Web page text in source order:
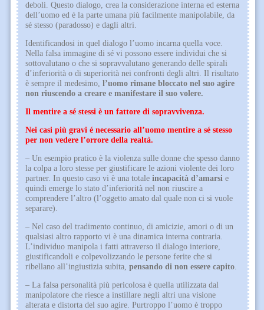
deboli. Questo dialogo, crea la considerazione interna ed esterna
dell’uomo ed è la parte umana più facilmente manipolabile, da
sé stesso (paradosso) e dagli altri.
Identificandosi in quel dialogo l’uomo incarna quella voce.
Nella falsa immagine di sé vi possono essere individui che si
sottovalutano o che si sopravvalutano generando delle spirali
d’inferiorità o di superiorità nei confronti degli altri. Il risultato
è sempre il medesimo, l’uomo rimane bloccato nel suo agire
non riuscendo a creare e manifestare il suo volere.
Il mentire a sé stessi è un fattore di sopravvivenza.
Nei casi più gravi é necessario all’uomo mentire a sé stesso
per non vedere l’orrore della realtà.
– Un esempio pratico è la violenza sulle donne che spesso danno
la colpa a loro stesse per giustificare le azioni violente dei loro
partner. In questo caso vi è una totale incapacità d’amarsi e
quindi emerge lo stato d’inferiorità nel non riuscire a
comprendere l’altro (l’oggetto amato dal quale non ci si vuole
separare).
– Nel caso del tradimento continuo, di amicizie, amori o di un
qualsiasi altro rapporto vi è una dinamica interna contraria.
L’individuo manipola i fatti attraverso il dialogo interiore,
giustificandoli e colpevolizzando le persone ferite che si
ribellano all’ingiustizia subita, pensando di non essere capito.
– La falsa personalità più pericolosa è quella utilizzata dal
manipolatore che riesce a instillare negli altri una visione
alterata e distorta del suo agire. Purtroppo l’uomo è troppo